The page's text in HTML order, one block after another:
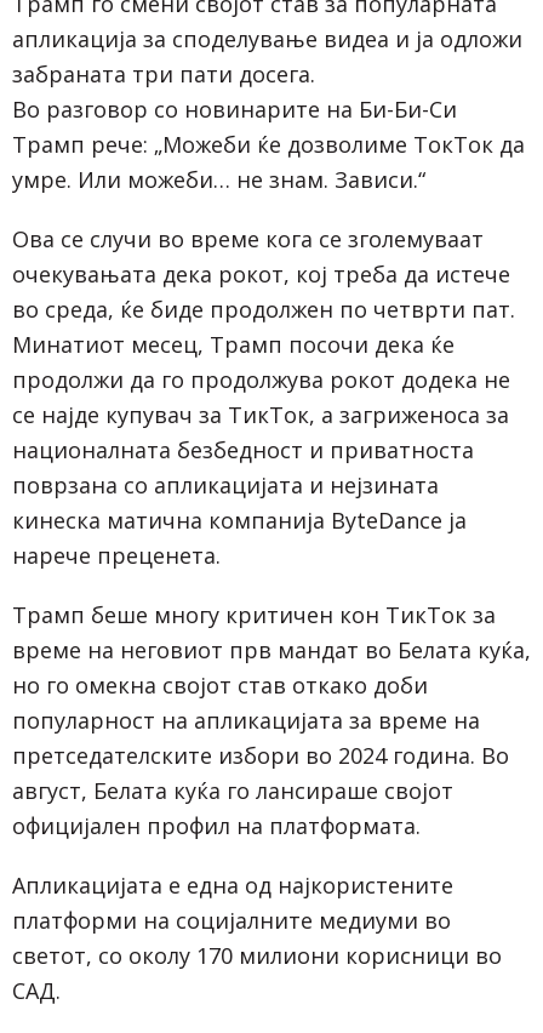
апликација за споделување видеа и ја одложи
забраната три пати досега.
Во разговор со новинарите на Би-Би-Си
Трамп рече: „Можеби ќе дозволиме ТокТок да
умре. Или можеби… не знам. Зависи.“
Ова се случи во време кога се зголемуваат
очекувањата дека рокот, кој треба да истече
во среда, ќе биде продолжен по четврти пат.
Минатиот месец, Трамп посочи дека ќе
продолжи да го продолжува рокот додека не
се најде купувач за ТикТок, а загриженоса за
националната безбедност и приватноста
поврзана со апликацијата и нејзината
кинеска матична компанија ByteDance ја
нарече преценета.
Трамп беше многу критичен кон ТикТок за
време на неговиот прв мандат во Белата куќа,
но го омекна својот став откако доби
популарност на апликацијата за време на
претседателските избори во 2024 година. Во
август, Белата куќа го лансираше својот
официјален профил на платформата.
Апликацијата е една од најкористените
платформи на социјалните медиуми во
светот, со околу 170 милиони корисници во
САД.